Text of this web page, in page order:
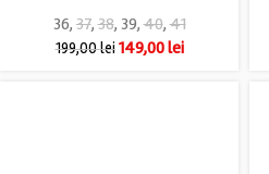
36, 37,38, 39,40,41
199,00lei 149,00lei